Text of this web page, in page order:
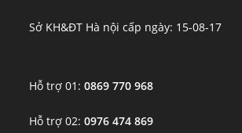
Sở KH&ĐT Hà nội cấp ngày: 15-08-17
Hỗ trợ 01:0869 770 968
Hỗ trợ 02:0976 474 869